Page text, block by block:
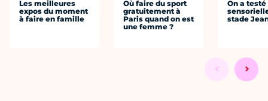
Les meilleures
expos du moment
à faire en famille
Où faire du sport
gratuitement à
Paris quand on est
une femme ?
On a
stade